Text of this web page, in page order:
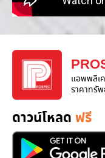
แอพพลิเ
ราคาทรั
ดาวน์โหลด ฟรี